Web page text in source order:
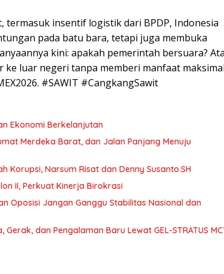
insentif logistik dari BPDP, Indonesia
pada batu bara, tetapi juga membuka
kini: apakah pemerintah bersuara?
luar negeri tanpa memberi manfaat maksimal
#SAWIT #CangkangSawit
Ekonomi Berkelanjutan
Merdeka Barat, dan Jalan Panjang Menuju
Korupsi, Narsum Risat dan Denny Susanto.SH
Eselon II, Perkuat Kinerja Birokrasi
Oposisi Jangan Ganggu Stabilitas Nasional dan
Gerak, dan Pengalaman Baru Lewat GEL-STRATUS